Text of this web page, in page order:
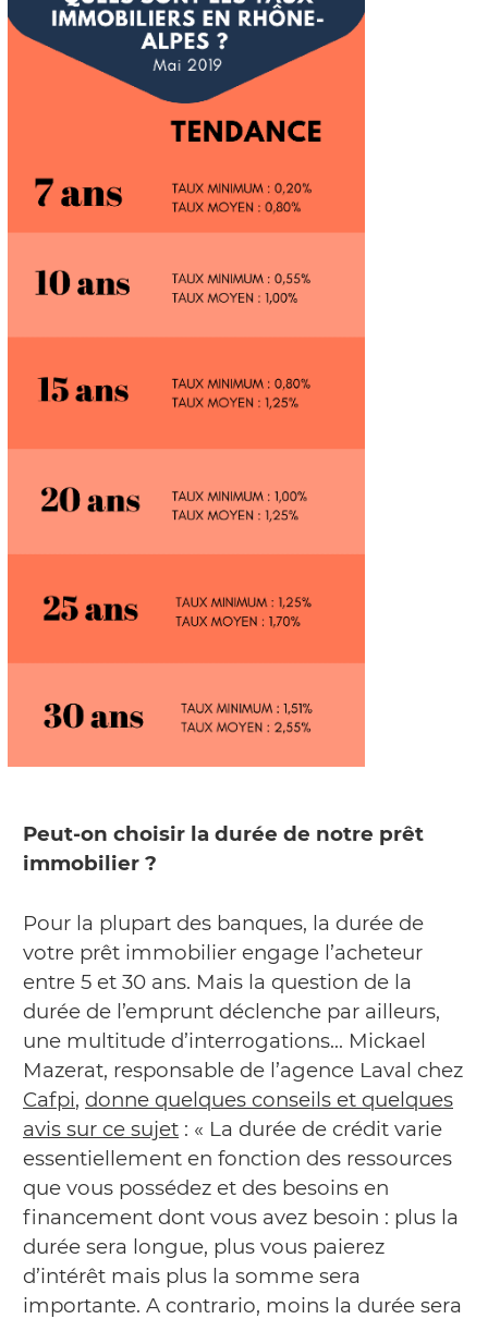
Peut-on choisir la durée de notre prêt
immobilier ?
Pour la plupart des banques, la durée de
votre prêt immobilier engage l’acheteur
entre 5 et 30 ans. Mais la question de la
durée de l’emprunt déclenche par ailleurs,
une multitude d’interrogations… Mickael
Mazerat, responsable de l’agence Laval chez
Cafpi, donne quelques conseils et quelques
avis sur ce sujet : « La durée de crédit varie
essentiellement en fonction des ressources
que vous possédez et des besoins en
financement dont vous avez besoin : plus la
durée sera longue, plus vous paierez
d’intérêt mais plus la somme sera
importante. A contrario, moins la durée sera